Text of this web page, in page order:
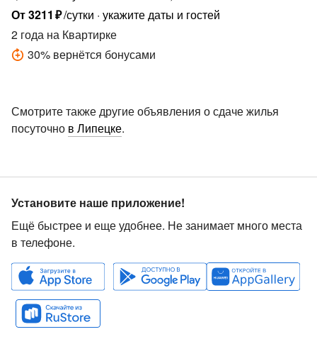
От3211 ₽/сутки укажите даты и гостей
2 года на Квартирке
30% вернётся бонусами
Смотрите также другие объявления о сдаче жилья
посуточно в Липецке.
Установите наше приложение!
Ещё быстрее и еще удобнее. Не занимает много места
в телефоне.